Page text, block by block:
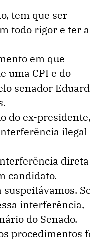
tem que ser
todo rigor e ter
em que
uma CPI e do
senador
do ex-presidente,
ilegal
candidato.
interferência,
do Senado.
procedimentos